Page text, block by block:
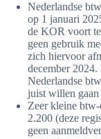
Nederlandse
op 1 januari
de KOR voort
geen gebruik
zich hiervoor
december
Nederlandse
juist willen gaan
Zeer kleine btw-
2.200 (deze
geen